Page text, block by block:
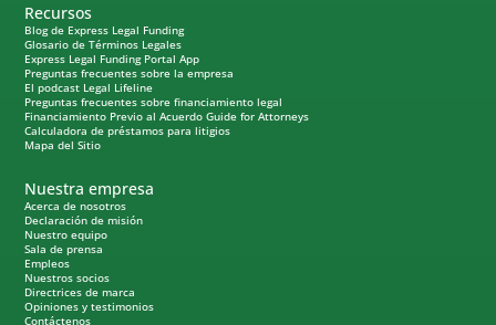
Recursos
Blog de Express Legal Funding
Glosario de Términos Legales
Express Legal Funding Portal App
Preguntas frecuentes sobre la empresa
El podcast Legal Lifeline
Preguntas frecuentes sobre financiamiento legal
Financiamiento Previo al Acuerdo Guide for Attorneys
Calculadora de préstamos para litigios
Mapa del Sitio
Nuestra empresa
Acerca de nosotros
Declaración de misión
Nuestro equipo
Sala de prensa
Empleos
Nuestros socios
Directrices de marca
Opiniones y testimonios
Contáctenos